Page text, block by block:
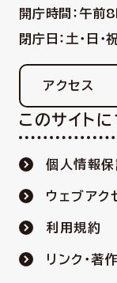
開庁時間：午
閉庁日：土・日・
アクセス
このサイト
個人情報
ウェブアク
利用規約
リンク・著